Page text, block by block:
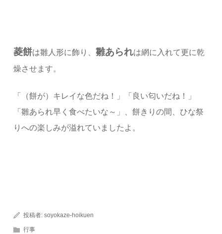
菱餅は雛人形に飾り、雛あられは網に入れて更に乾
燥させます。
「（餅が）キレイな色だね！」「良い匂いだね！」
「雛あられ早く食べたいな～」、餅きりの間、ひな祭
りへの楽しみが溢れていましたよ。
投稿者:soyokaze-hoikuen
行事